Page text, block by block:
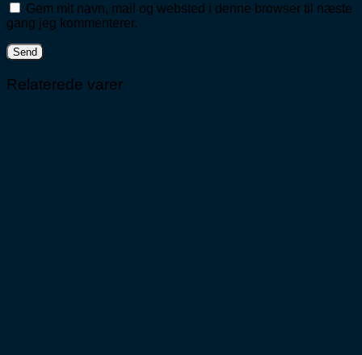
Gem mit navn, mail og websted i denne browser til næste
gang jeg kommenterer.
Relaterede varer